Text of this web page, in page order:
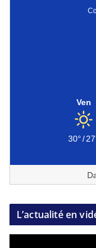
Ven
30°/
L’actualité en